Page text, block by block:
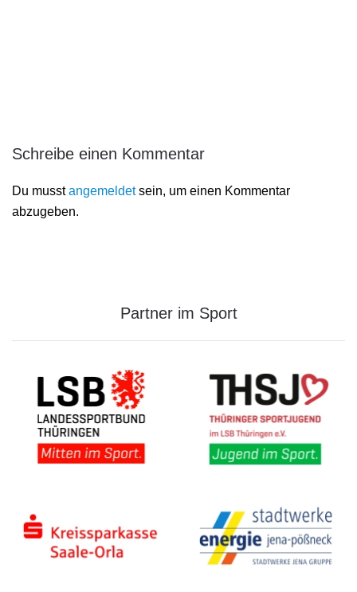
Schreibe einen Kommentar
Du musstangemeldetsein, um einen Kommentar
abzugeben.
Partner im Sport